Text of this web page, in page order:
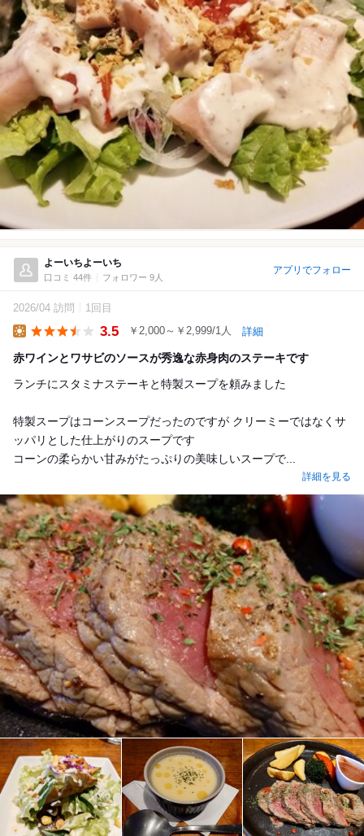
よーいちよーいち
口コミ 44件 フォロワー 9人
アプリでフォロー
2026/04 訪問 1回目
3.5 ￥2,000～￥2,999/1人 詳細
赤ワインとワサビのソースが秀逸な赤身肉のステーキです
ランチにスタミナステーキと特製スープを頼みました
特製スープはコーンスープだったのですが クリーミーではなくサ
ッパリとした仕上がりのスープです
コーンの柔らかい甘みがたっぷりの美味しいスープで...
詳細を見る